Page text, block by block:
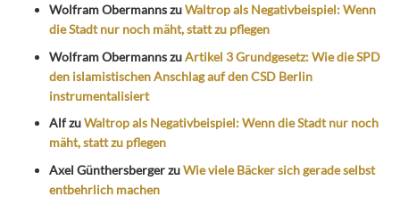
Wolfram ObermannszuWaltrop als Negativbeispiel: Wenn
die Stadt nur noch mäht, statt zu pflegen
Wolfram ObermannszuArtikel 3 Grundgesetz: Wie die SPD
den islamistischen Anschlag auf den CSD Berlin
instrumentalisiert
AlfzuWaltrop als Negativbeispiel: Wenn die Stadt nur noch
mäht, statt zu pflegen
Axel GünthersbergerzuWie viele Bäcker sich gerade selbst
entbehrlich machen